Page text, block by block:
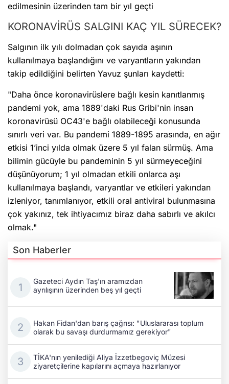
edilmesinin üzerinden tam bir yıl geçti
KORONAVİRÜS SALGINI KAÇ YIL SÜRECEK?
Salgının ilk yılı dolmadan çok sayıda aşının
kullanılmaya başlandığını ve varyantların yakından
takip edildiğini belirten Yavuz şunları kaydetti:
"Daha önce koronavirüslere bağlı kesin kanıtlanmış
pandemi yok, ama 1889'daki Rus Gribi'nin insan
koronavirüsü OC43'e bağlı olabileceği konusunda
sınırlı veri var. Bu pandemi 1889-1895 arasında, en ağır
etkisi 1’inci yılda olmak üzere 5 yıl falan sürmüş. Ama
bilimin gücüyle bu pandeminin 5 yıl sürmeyeceğini
düşünüyorum; 1 yıl olmadan etkili onlarca aşı
kullanılmaya başlandı, varyantlar ve etkileri yakından
izleniyor, tanımlanıyor, etkili oral antiviral bulunmasına
çok yakınız, tek ihtiyacımız biraz daha sabırlı ve akılcı
olmak."
Son Haberler
Gazeteci Aydın Taş'ın aramızdan
ayrılışının üzerinden beş yıl geçti
Hakan Fidan'dan barış çağrısı: "Uluslararası toplum
olarak bu savaşı durdurmamız gerekiyor"
TİKA'nın yenilediği Aliya İzzetbegoviç Müzesi
ziyaretçilerine kapılarını açmaya hazırlanıyor